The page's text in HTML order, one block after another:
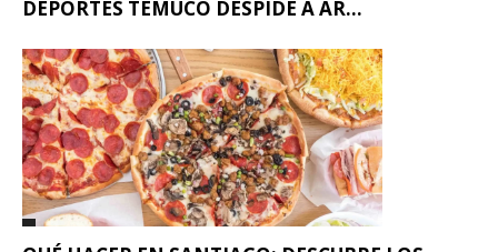
DEPORTES TEMUCO DESPIDE A AR...